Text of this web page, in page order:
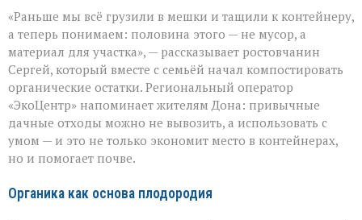
мусора
к
пользе:
как
превратить
отходы
в
ресурс
«Раньше мы всё грузили в мешки и тащили к контейнеру,
а теперь понимаем: половина этого — не мусор, а
материал для участка», — рассказывает ростовчанин
Сергей, который вместе с семьёй начал компостировать
органические остатки. Региональный оператор
«ЭкоЦентр» напоминает жителям Дона: привычные
дачные отходы можно не вывозить, а использовать с
умом — и это не только экономит место в контейнерах,
но и помогает почве.
Органика как основа плодородия